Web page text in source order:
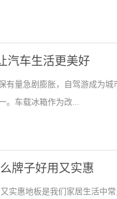
汽车生活更美好
有量急剧膨胀，自驾游成为城
。车载冰箱作为改...
牌子好用又实惠
实惠地板是我们家居生活中